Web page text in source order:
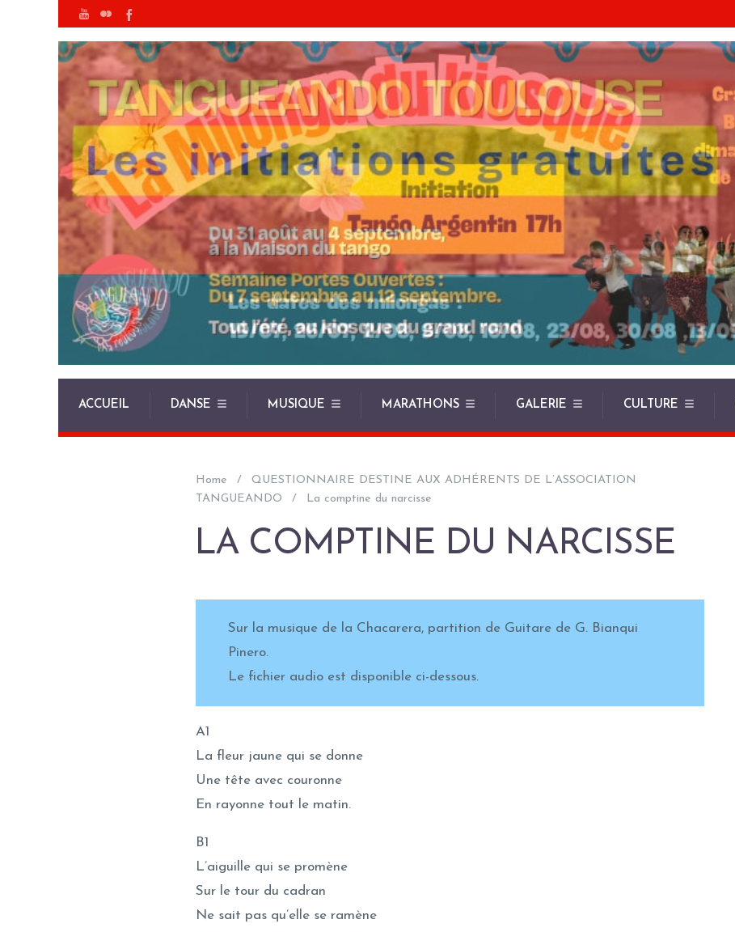
ACCUEIL DANSE MUSIQUE MARATHONS GALERIE CULTURE
Home
QUESTIONNAIRE DESTINE AUX ADHÉRENTS DE L’ASSOCIATION
TANGUEANDO
La comptine du narcisse
LA COMPTINE DU NARCISSE
Sur la musique de la Chacarera, partition de Guitare de G. Bianqui
Pinero.
Le fichier audio est disponible ci-dessous.
A1
La fleur jaune qui se donne
Une tête avec couronne
En rayonne tout le matin.
B1
L’aiguille qui se promène
Sur le tour du cadran
Ne sait pas qu’elle se ramène